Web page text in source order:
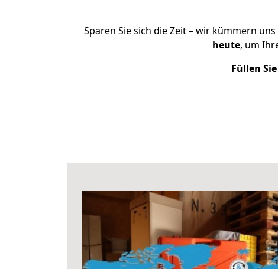
Sparen Sie sich die Zeit – wir kümmern
heute, um
Füllen